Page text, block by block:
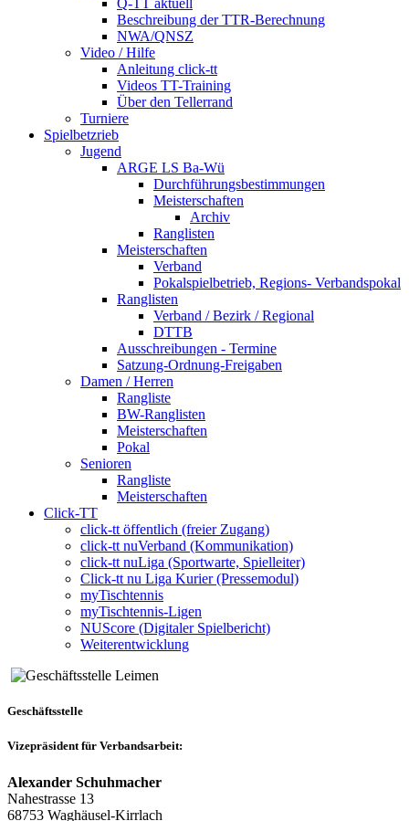
Q-TT aktuell
Beschreibung der TTR-Berechnung
NWA/QNSZ
Video / Hilfe
Anleitung click-tt
Videos TT-Training
Über den Tellerrand
Turniere
Spielbetzrieb
Jugend
ARGE LS Ba-Wü
Durchführungsbestimmungen
Meisterschaften
Archiv
Ranglisten
Meisterschaften
Verband
Pokalspielbetrieb, Regions- Verbandspokal
Ranglisten
Verband / Bezirk / Regional
DTTB
Ausschreibungen - Termine
Satzung-Ordnung-Freigaben
Damen / Herren
Rangliste
BW-Ranglisten
Meisterschaften
Pokal
Senioren
Rangliste
Meisterschaften
Click-TT
click-tt öffentlich (freier Zugang)
click-tt nuVerband (Kommunikation)
click-tt nuLiga (Sportwarte, Spielleiter)
Click-tt nu Liga Kurier (Pressemodul)
myTischtennis
myTischtennis-Ligen
NUScore (Digitaler Spielbericht)
Weiterentwicklung
Geschäftsstelle
Vizepräsident für Verbandsarbeit:
Alexander Schuhmacher
Nahestrasse 13
68753 Waghäusel-Kirrlach